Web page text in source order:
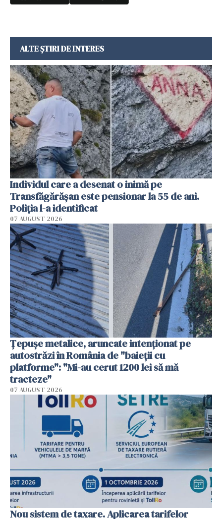
ALTE ȘTIRI DE INTERES
Individul care a desenat o inimă pe
Transfăgărășan este pensionar la 55 de ani.
Poliția l-a identificat
07 AUGUST 2026
Țepușe metalice, aruncate intenționat pe
autostrăzi în România de "baieții cu
platforme": "Mi-au cerut 1200 lei să mă
tracteze"
07 AUGUST 2026
Nou sistem de taxare. Aplicarea tarifelor